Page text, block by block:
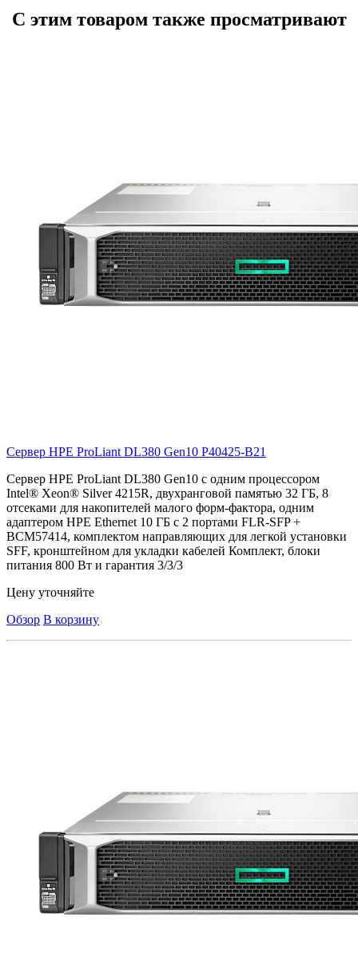
С этим товаром также просматривают
Сервер HPE ProLiant DL380 Gen10 P40425-B21
Сервер HPE ProLiant DL380 Gen10 с одним процессором
Intel® Xeon® Silver 4215R, двухранговой памятью 32 ГБ, 8
отсеками для накопителей малого форм-фактора, одним
адаптером HPE Ethernet 10 ГБ с 2 портами FLR-SFP +
BCM57414, комплектом направляющих для легкой установки
SFF, кронштейном для укладки кабелей Комплект, блоки
питания 800 Вт и гарантия 3/3/3
Цену уточняйте
Обзор В корзину